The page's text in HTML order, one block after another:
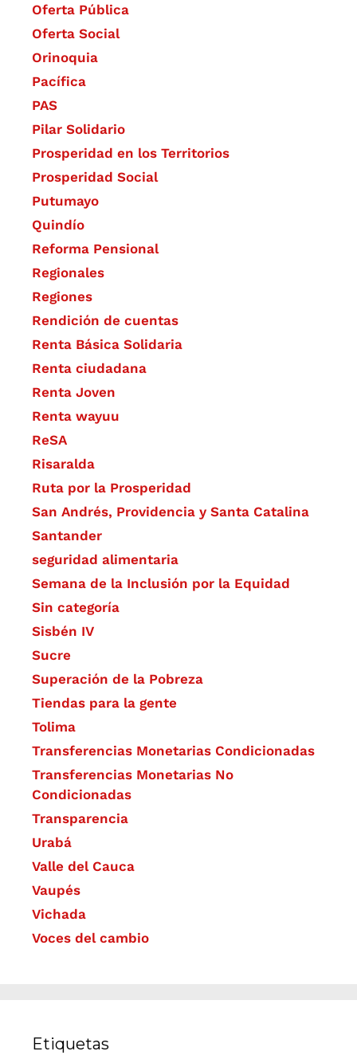
Oferta Pública
Oferta Social​​
Orinoquia
Pacífica
PAS
Pilar Solidario
Prosperidad en los Territorios
Prosperidad Social
Putumayo
Quindío
Reforma Pensional
Regionales
Regiones
Rendición de cuentas
Renta Básica Solidaria
Renta ciudadana
Renta Joven
Renta wayuu
ReSA
Risaralda
Ruta por la Prosperidad
San Andrés, Providencia y Santa Catalina
Santander
seguridad alimentaria
Semana de la Inclusión por la Equidad
Sin categoría
Sisbén IV
Sucre
Superación de la Pobreza
Tiendas para la gente
Tolima
Transferencias Monetarias Condicionadas
Transferencias Monetarias No
Condicionadas
Transparencia
Urabá
Valle del Cauca
Vaupés
Vichada
Voces del cambio
Etiquetas